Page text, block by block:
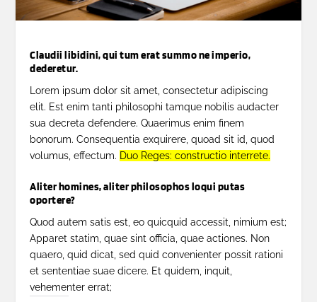
Claudii libidini, qui tum erat summo ne imperio,
dederetur.
Lorem ipsum dolor sit amet, consectetur adipiscing
elit. Est enim tanti philosophi tamque nobilis audacter
sua decreta defendere.Quaerimus enim finem
bonorum. Consequentia exquirere, quoad sit id, quod
volumus, effectum. Duo Reges: constructio interrete.
Aliter homines, aliter philosophos loqui putas
oportere?
Quod autem satis est, eo quicquid accessit, nimium est;
Apparet statim, quae sint officia, quae actiones. Non
quaero, quid dicat, sed quid convenienter possit rationi
et sententiae suae dicere. Et quidem, inquit,
vehementer errat;